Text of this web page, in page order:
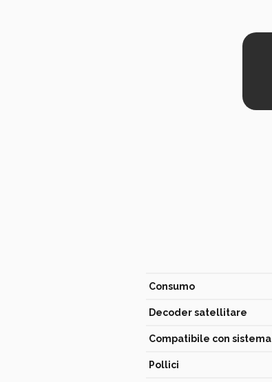
Consumo
Decoder satellitare
Compatibile con sistema
Pollici